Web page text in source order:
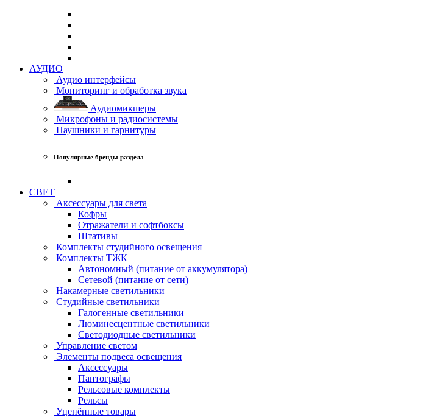
АУДИО
Аудио интерфейсы
Мониторинг и обработка звука
Аудиомикшеры
Микрофоны и радиосистемы
Наушники и гарнитуры
Популярные бренды раздела
СВЕТ
Аксессуары для света
Кофры
Отражатели и софтбоксы
Штативы
Комплекты студийного освещения
Комплекты ТЖК
Автономный (питание от аккумулятора)
Сетевой (питание от сети)
Накамерные светильники
Студийные светильники
Галогенные светильники
Люминесцентные светильники
Светодиодные светильники
Управление светом
Элементы подвеса освещения
Аксессуары
Пантографы
Рельсовые комплекты
Рельсы
Уценённые товары